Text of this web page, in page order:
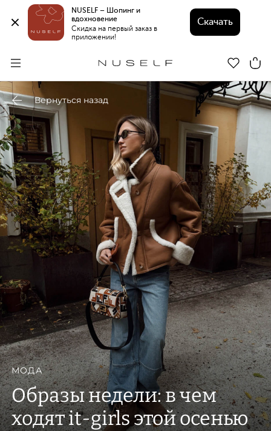
NUSELF – Шопинг и
вдохновение
Скидка на первый заказ в
приложении!
Скачать
Вернуться назад
МОДА
Образы недели: в чем
ходят it-girls этой осенью